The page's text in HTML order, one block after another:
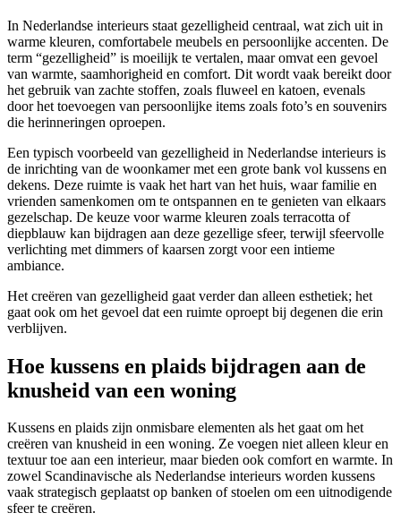
In Nederlandse interieurs staat gezelligheid centraal, wat zich uit in
warme kleuren, comfortabele meubels en persoonlijke accenten. De
term “gezelligheid” is moeilijk te vertalen, maar omvat een gevoel
van warmte, saamhorigheid en comfort. Dit wordt vaak bereikt door
het gebruik van zachte stoffen, zoals fluweel en katoen, evenals
door het toevoegen van persoonlijke items zoals foto’s en souvenirs
die herinneringen oproepen.
Een typisch voorbeeld van gezelligheid in Nederlandse interieurs is
de inrichting van de woonkamer met een grote bank vol kussens en
dekens. Deze ruimte is vaak het hart van het huis, waar familie en
vrienden samenkomen om te ontspannen en te genieten van elkaars
gezelschap. De keuze voor warme kleuren zoals terracotta of
diepblauw kan bijdragen aan deze gezellige sfeer, terwijl sfeervolle
verlichting met dimmers of kaarsen zorgt voor een intieme
ambiance.
Het creëren van gezelligheid gaat verder dan alleen esthetiek; het
gaat ook om het gevoel dat een ruimte oproept bij degenen die erin
verblijven.
Hoe kussens en plaids bijdragen aan de
knusheid van een woning
Kussens en plaids zijn onmisbare elementen als het gaat om het
creëren van knusheid in een woning. Ze voegen niet alleen kleur en
textuur toe aan een interieur, maar bieden ook comfort en warmte. In
zowel Scandinavische als Nederlandse interieurs worden kussens
vaak strategisch geplaatst op banken of stoelen om een uitnodigende
sfeer te creëren.